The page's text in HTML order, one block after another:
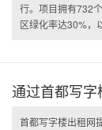
行。项目拥有732
区绿化率达30%，
通过首都写
首都写字楼出租网